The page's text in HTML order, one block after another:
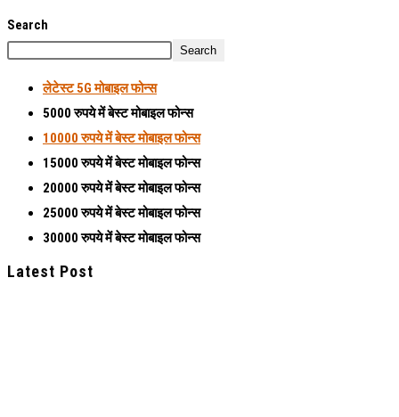
Search
Search
लेटेस्ट5G मोबाइल फोन्स
5000 रुपये में बेस्ट मोबाइल फोन्स
10000 रुपये में बेस्ट मोबाइल फोन्स
15000 रुपये में बेस्ट मोबाइल फोन्स
20000 रुपये में बेस्ट मोबाइल फोन्स
25000 रुपये में बेस्ट मोबाइल फोन्स
30000 रुपये में बेस्ट मोबाइल फोन्स
Latest Post